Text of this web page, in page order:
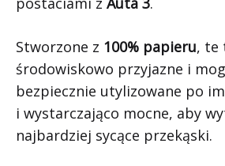
Stworzone z 100% papieru, te
środowiskowo przyjazne i
bezpiecznie utylizowane po
i wystarczająco mocne, aby
najbardziej sycące przekąski.